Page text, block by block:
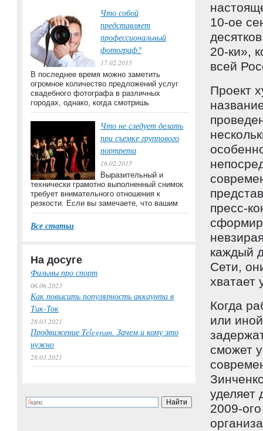
10-ое
20-ки»,
всей
Проект
пресс-
каждый
Сети,
хватает
Когда
или
сможет
уделяет
2009-
Что собой
представляет
профессиональный
фотограф?
17.02.2015
В последнее время можно заметить
огромное количество предложений услуг
свадебного фотографа в различных
городах, однако, когда смотришь
Что не следует делать
при съемке группового
портрета
16.02.2015
Выразительный и
технически грамотно выполненный снимок
требует внимательного отношения к
резкости. Если вы замечаете, что вашим
Все статьи
На досуге
Фильмы про спорт
06.06.2023
Как повысить популярность аккаунта в
Тик-Ток
28.03.2021
Продвижение Telegram. Зачем и кому это
нужно
28.03.2021